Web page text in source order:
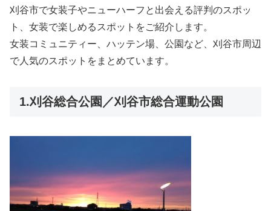
刈谷市で女装子やニューハーフと出会える評判のスポッ
ト、女装で楽しめるスポットをご紹介します。
女装コミュニティー、ハッテン場、公園など、刈谷市周辺
で人気のスポットをまとめています。
1.刈谷総合公園／刈谷市総合運動公園